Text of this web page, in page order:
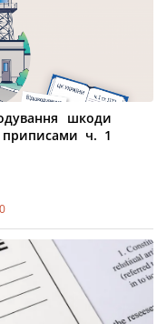
шкоди
приписами ч. 1
0